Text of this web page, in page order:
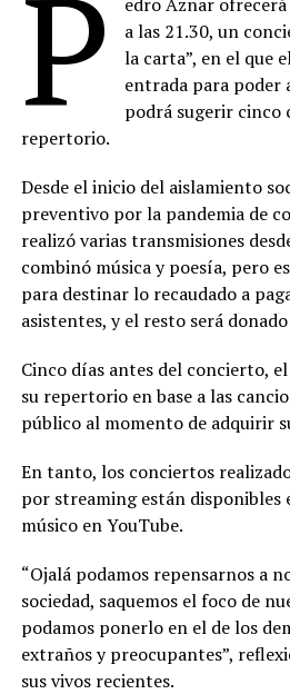
P
a las 21.30, un
la carta”, en el que
entrada para poder
podrá sugerir cinco
repertorio.
Desde el inicio del aislamiento
preventivo por la pandemia de
realizó varias transmisiones
combinó música y poesía, pero
para destinar lo recaudado a
asistentes, y el resto será
Cinco días antes del concierto,
su repertorio en base a las
público al momento de adquirir
En tanto, los conciertos
por streaming están disponibles
músico en YouTube.
“Ojalá podamos repensarnos a
sociedad, saquemos el foco de
podamos ponerlo en el de los
extraños y preocupantes”,
sus vivos recientes.